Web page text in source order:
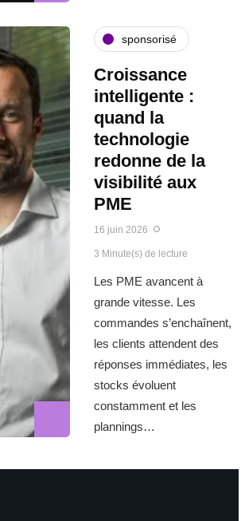
sponsorisé
Croissance
intelligente :
quand la
technologie
redonne de la
visibilité aux
PME
16 juin 2026
3 Minute(s) de lecture
Les PME avancent à
grande vitesse. Les
commandes s’enchaînent,
les clients attendent des
réponses immédiates, les
stocks évoluent
constamment et les
plannings…